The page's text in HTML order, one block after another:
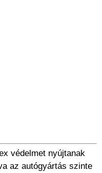
védelmet nyújtanak
az autógyártás szinte